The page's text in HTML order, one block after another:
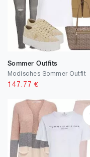
Sommer Outfits
Modisches Sommer Outfit
147.77 €